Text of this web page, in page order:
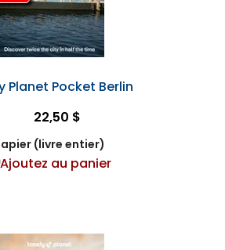
Planet Pocket Berlin
22,50 $
(livre entier)
Ajoutez au panier